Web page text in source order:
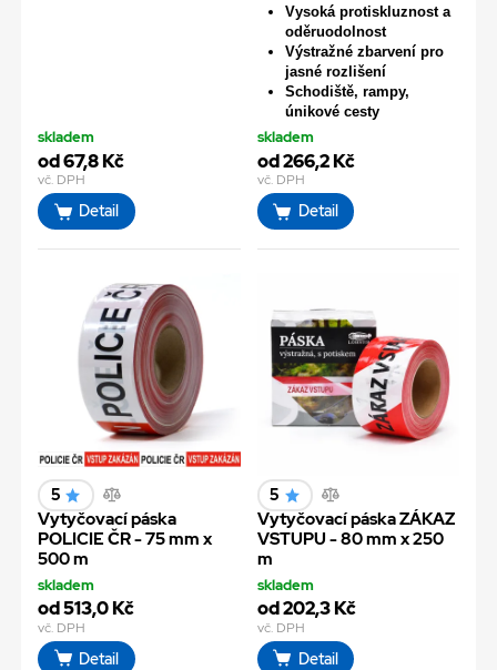
skladem
od 67,8 Kč
vč. DPH
Detail
Vysoká protiskluznost a
oděruodolnost
Výstražné zbarvení pro
jasné rozlišení
Schodiště, rampy,
únikové cesty
skladem
od 266,2 Kč
vč. DPH
Detail
5
Vytyčovací páska
POLICIE ČR - 75 mm x
500 m
skladem
od 513,0 Kč
vč. DPH
Detail
5
Vytyčovací páska ZÁKAZ
VSTUPU - 80 mm x 250
m
skladem
od 202,3 Kč
vč. DPH
Detail